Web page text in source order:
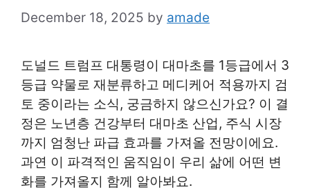
December 18, 2025 by amade
도널드 트럼프 대통령이 대마초를 1등급에서 3
등급 약물로 재분류하고 메디케어 적용까지 검
토 중이라는 소식, 궁금하지 않으신가요? 이 결
정은 노년층 건강부터 대마초 산업, 주식 시장
까지 엄청난 파급 효과를 가져올 전망이에요.
과연 이 파격적인 움직임이 우리 삶에 어떤 변
화를 가져올지 함께 알아봐요.